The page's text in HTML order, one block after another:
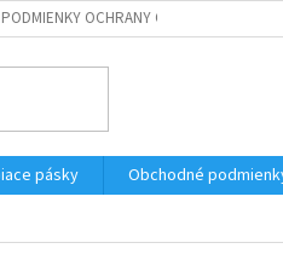
PODMIENKY OCHRANY OSOBNÝCH ÚDAJOV
pásky Obchodné